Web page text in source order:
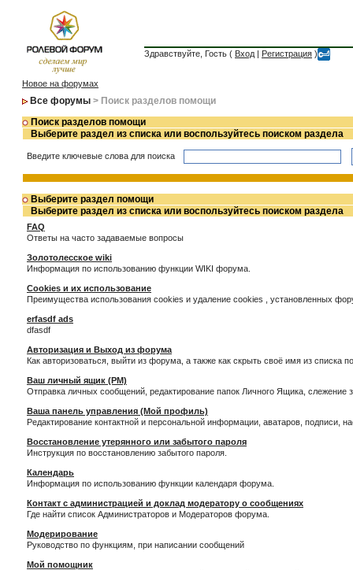
Здравствуйте, Гость ( Вход | Регистрация )
Новое на форумах
Все форумы > Поиск разделов помощи
Поиск разделов помощи
Выберите раздел из списка или воспользуйтесь поиском раздела
Введите ключевые слова для поиска
Выберите раздел помощи
Выберите раздел из списка или воспользуйтесь поиском раздела
FAQ
Ответы на часто задаваемые вопросы
Золотолесское wiki
Информация по использованию функции WIKI форума.
Cookies и их использование
Преимущества использования cookies и удаление cookies , установленных
erfasdf ads
dfasdf
Авторизация и Выход из форума
Как авторизоваться, выйти из форума, а также как скрыть своё имя из списка
Ваш личный ящик (PM)
Отправка личных сообщений, редактирование папок Личного Ящика,
Ваша панель управления (Мой профиль)
Редактирование контактной и персональной информации, аватаров,
Восстановление утерянного или забытого пароля
Инструкция по восстановлению забытого пароля.
Календарь
Информация по использованию функции календаря форума.
Контакт с администрацией и доклад модератору о сообщениях
Где найти список Администраторов и Модераторов форума.
Модерирование
Руководство по функциям, при написании сообщений
Мой помощник